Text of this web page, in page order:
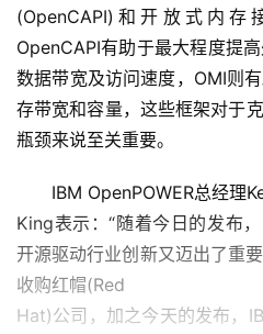
(OpenCAPI)和开放式内存
OpenCAPI有助于最大程度提
数据带宽及访问速度，OMI则
存带宽和容量，这些框架对于
瓶颈来说至关重要。
IBM OpenPOWER总经理
King表示：“随着今日的发布
开源驱动行业创新又迈出了重
收购红帽(Red
Hat)公司，加之今天的发布，